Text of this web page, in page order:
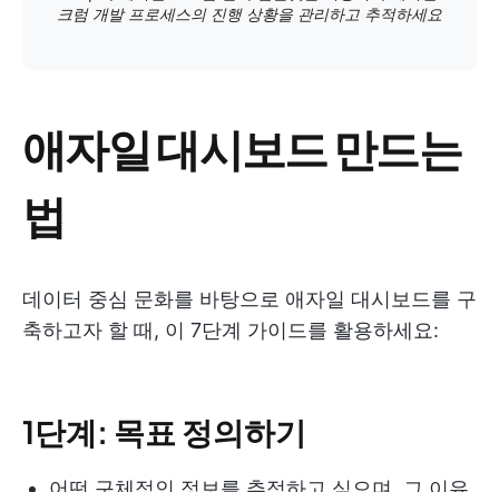
크럼 개발 프로세스의 진행 상황을 관리하고 추적하세요
애자일 대시보드 만드는
법
데이터 중심 문화를 바탕으로 애자일 대시보드를 구
축하고자 할 때, 이 7단계 가이드를 활용하세요:
1단계: 목표 정의하기